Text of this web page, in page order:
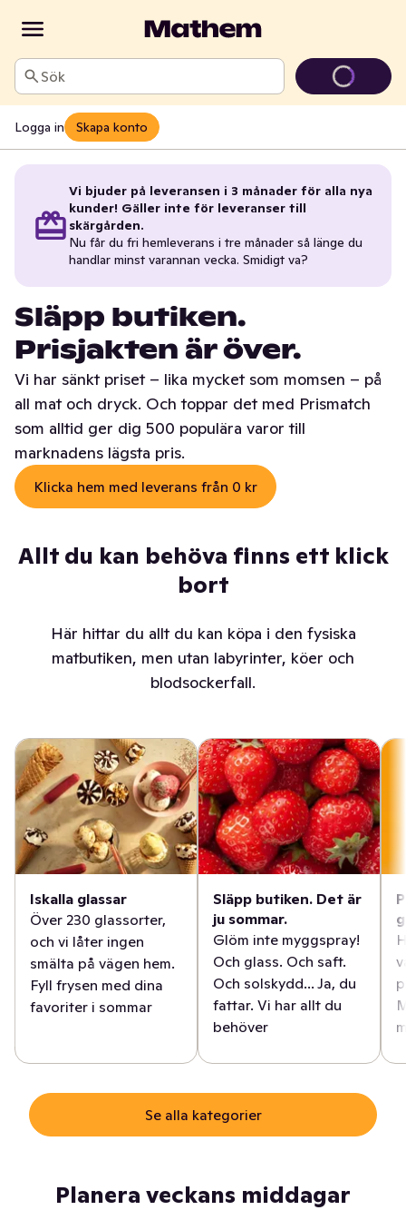
Sök
Logga in Skapa konto
Vi bjuder på leveransen i 3 månader för alla nya
kunder! Gäller inte för leveranser till
skärgården.
Nu får du fri hemleverans i tre månader så länge du
handlar minst varannan vecka. Smidigt va?
Släpp butiken.
Prisjakten är över.
Vi har sänkt priset – lika mycket som momsen – på
all mat och dryck. Och toppar det med Prismatch
som alltid ger dig 500 populära varor till
marknadens lägsta pris.
Klicka hem med leverans från 0 kr
Allt du kan behöva finns ett klick
bort
Här hittar du allt du kan köpa i den fysiska
matbutiken, men utan labyrinter, köer och
blodsockerfall.
Iskalla glassar
Över 230 glassorter,
och vi låter ingen
smälta på vägen hem.
Fyll frysen med dina
favoriter i sommar
Släpp butiken. Det är
ju sommar.
Glöm inte myggspray!
Och glass. Och saft.
Och solskydd... Ja, du
fattar. Vi har allt du
behöver
Se alla kategorier
Planera veckans middagar